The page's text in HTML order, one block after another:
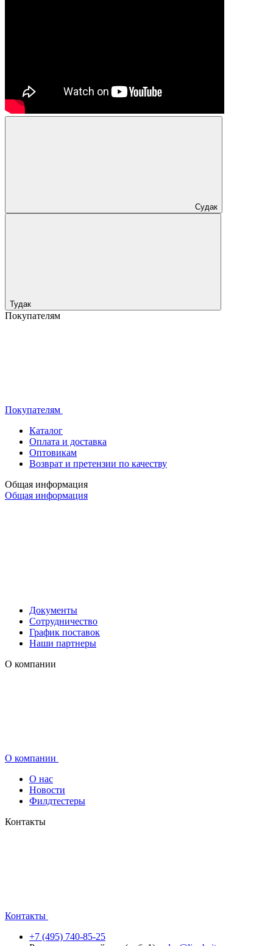
Судак
Тудак
Покупателям
Покупателям
Каталог
Оплата и доставка
Оптовикам
Возврат и претензии по качеству
Общая информация
Общая информация
Документы
Сотрудничество
График поставок
Наши партнеры
О компании
О компании
О нас
Новости
Филдтестеры
Контакты
Контакты
+7 (495) 740-85-25